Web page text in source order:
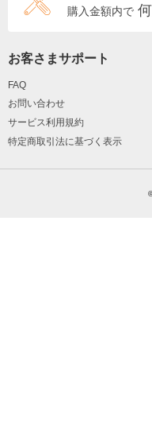
購入金額内で
お客さまサポート
FAQ
お問い合わせ
サービス利用規約
特定商取引法に基づく表示